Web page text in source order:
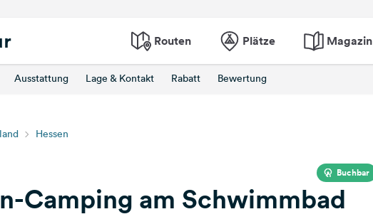
Routen Plätze Magazin
Ausstattung Lage & Kontakt Rabatt Bewertung
Hessen
Buchbar
Camping am Schwimmbad